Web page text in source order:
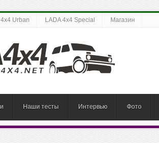
4x4 Urban LADA 4x4 Special Магазин
Наши тесты Интервью Фото